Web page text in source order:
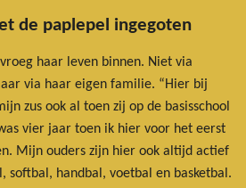
de paplepel ingegoten
haar leven binnen. Niet via
via haar eigen familie. “Hier bij
zus ook al toen zij op de basisschool
vier jaar toen ik hier voor het eerst
Mijn ouders zijn hier ook altijd actief
softbal, handbal, voetbal en basketbal.